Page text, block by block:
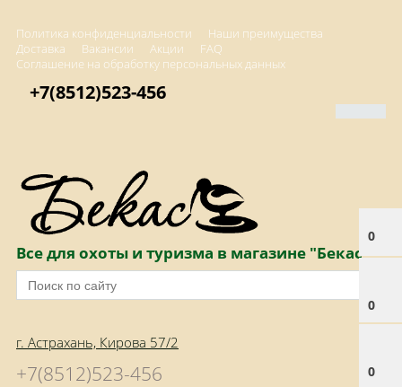
Политика конфиденциальности
Наши преимущества
Доставка
Вакансии Акции
FAQ
Соглашение на обработку персональных данных
0
0
0
+7(8512)523-456
Все для охоты и туризма в магазине "Бекас"
г. Астрахань, Кирова 57/2
+7(8512)523-456